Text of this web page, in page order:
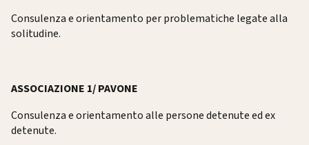
Consulenza e orientamento per problematiche legate alla
solitudine.
ASSOCIAZIONE 1/ PAVONE
Consulenza e orientamento alle persone detenute ed ex
detenute.